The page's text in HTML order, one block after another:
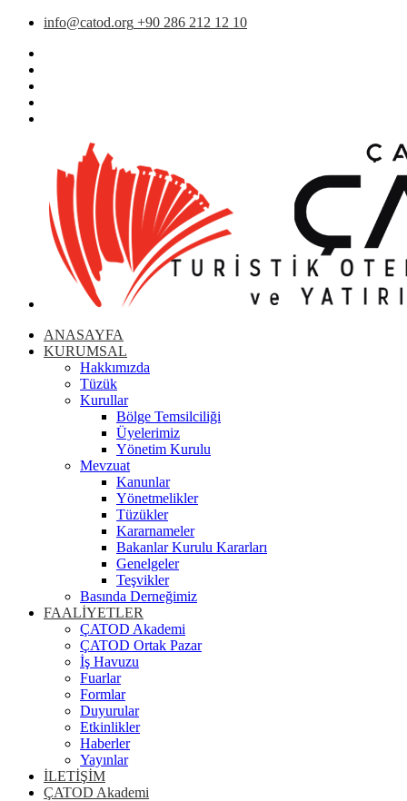
info@catod.org +90 286 212 12 10
ANASAYFA
KURUMSAL
Hakkımızda
Tüzük
Kurullar
Bölge Temsilciliği
Üyelerimiz
Yönetim Kurulu
Mevzuat
Kanunlar
Yönetmelikler
Tüzükler
Kararnameler
Bakanlar Kurulu Kararları
Genelgeler
Teşvikler
Basında Derneğimiz
FAALİYETLER
ÇATOD Akademi
ÇATOD Ortak Pazar
İş Havuzu
Fuarlar
Formlar
Duyurular
Etkinlikler
Haberler
Yayınlar
İLETİŞİM
ÇATOD Akademi